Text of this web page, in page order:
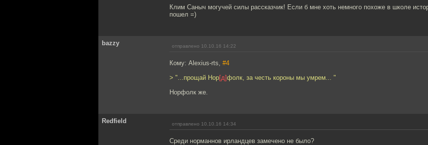
Клим Саныч могучей силы рассказчик! Если б мне хоть немного похоже в школе
пошел =)
bazzy отправлено 10.10.16 14:22
Кому: Alexius-rts, #4
> "...прощай Нор[д]фолк, за честь короны мы умрем... "
Норфолк же.
Redfield отправлено 10.10.16 14:34
Среди норманнов ирландцев замечено не было?